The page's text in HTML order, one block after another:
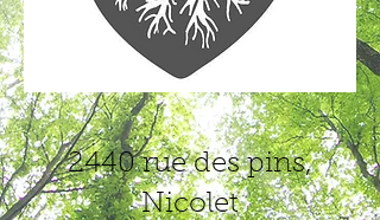
2440 rue des pins,
Nicolet